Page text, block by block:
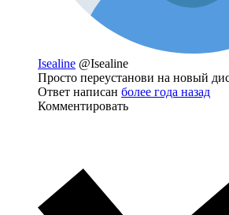
Isealine @Isealine
Просто переустанови на новый
Ответ написан более года назад
Комментировать